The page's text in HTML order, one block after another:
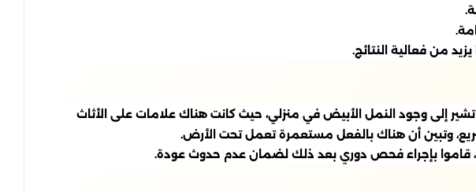
من فعالية النتائج.
إلى وجود النمل الأبيض في منزلي، حيث كانت هناك علامات على الأثاث
وتبين أن هناك بالفعل مستعمرة تعمل تحت الأرض.
قاموا بإجراء فحص دوري بعد ذلك لضمان عدم حدوث عودة.